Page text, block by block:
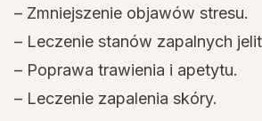
– Zmniejszenie objawów stresu.
– Leczenie stanów zapalnych
– Poprawa trawienia i apetytu.
– Leczenie zapalenia skóry.